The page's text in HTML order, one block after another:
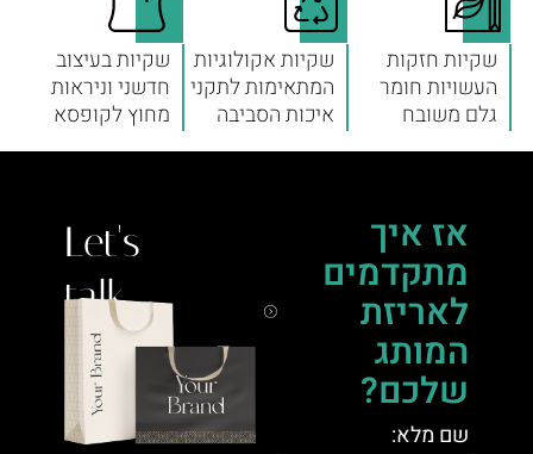
שקיות חזקות
העשויות חומר
גלם משובח
שקיות אקולוגיות
המתאימות לתקני
איכות הסביבה
שקיות בעיצוב
חדשני וניראות
מחוץ לקופסא
אז איך
מתקדמים
לאריזת
המותג
שלכם?
Let's
talk.